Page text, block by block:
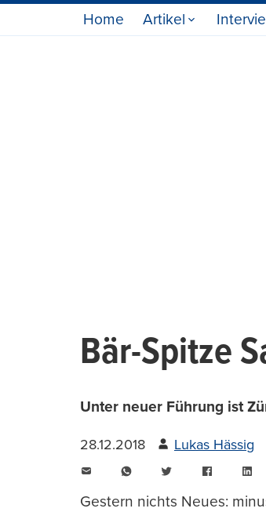
Home Artikel
Bär-Spitze
Unter neuer Führung ist
28.12.2018 Lukas Hässig
WhatsAppTwitter Facebook
Gestern nichts Neues: